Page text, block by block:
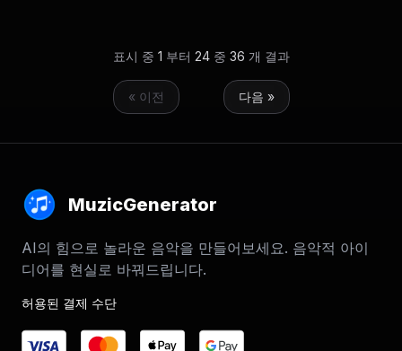
표시 중 1 부터 24중 36 개 결과
« 이전 다음 »
MuzicGenerator
AI의 힘으로 놀라운 음악을 만들어보세요. 음악적 아이
디어를 현실로 바꿔드립니다.
허용된 결제 수단